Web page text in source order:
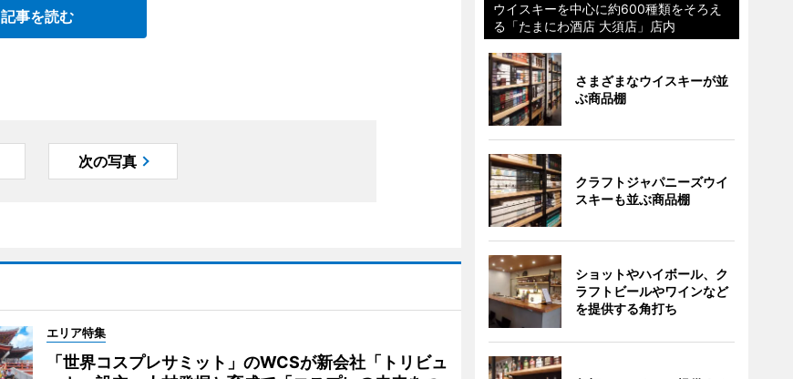
記事を読む
次の写真
エリア特集
「世界コスプレサミット」のWCSが新会社「トリビュ
ウイスキーを中心に約600種類をそろえ
る「たまにわ酒店 大須店」店内
さまざまなウイスキーが並
ぶ商品棚
クラフトジャパニーズウイ
スキーも並ぶ商品棚
ショットやハイボール、ク
ラフトビールやワインなど
を提供する角打ち